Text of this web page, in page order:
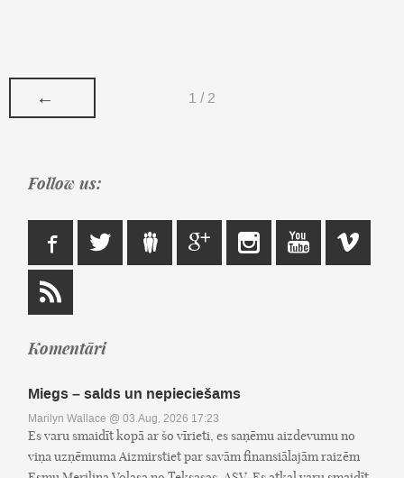
← 1 / 2
Follow us:
Komentāri
Miegs – salds un nepieciešams
Marilyn Wallace @ 03.Aug, 2026 17:23
Es varu smaidīt kopā ar šo vīrieti, es saņēmu aizdevumu no
viņa uzņēmuma Aizmirstiet par savām finansiālajām raizēm